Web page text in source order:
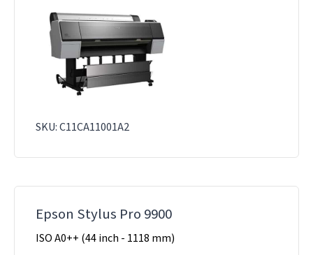
SKU: C11CA11001A2
Epson Stylus Pro 9900
ISO A0++ (44 inch - 1118 mm)